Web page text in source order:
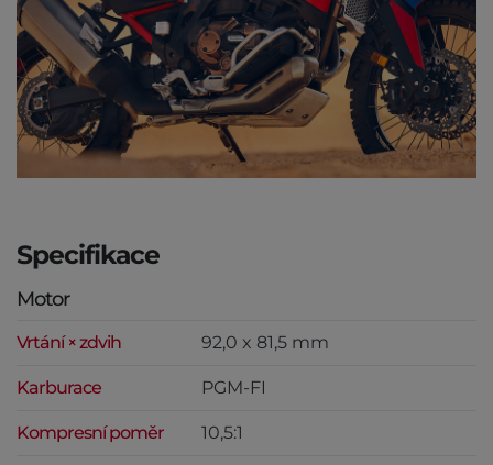
Specifikace
Motor
Vrtání × zdvih 92,0 x 81,5 mm
Karburace PGM-FI
Kompresní poměr 10,5:1